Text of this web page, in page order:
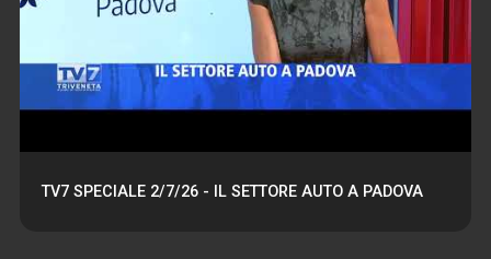
TV7 SPECIALE 2/7/26 - IL SETTORE AUTO A PADOVA